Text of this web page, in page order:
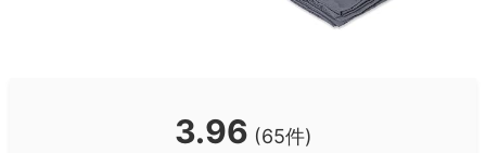
3.96 (65件)